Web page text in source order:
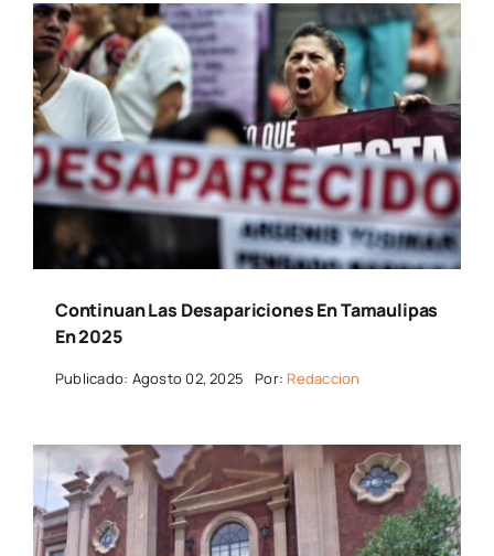
Continuan Las Desapariciones En Tamaulipas
En 2025
Publicado: Agosto 02, 2025 Por: Redaccion